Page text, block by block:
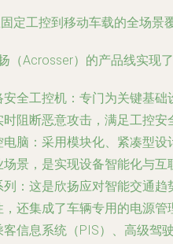
定工控到移动车载的全场景
（Acrosser）的产品线实现了
安全工控机 ：专门为关键基
阻断恶意攻击，满足工控安
电脑 ：采用模块化、紧凑型
景，是实现设备智能化与互
列 ：这是欣扬应对智能交通
还集成了车辆专用的电源
信息系统（PIS）、高级驾